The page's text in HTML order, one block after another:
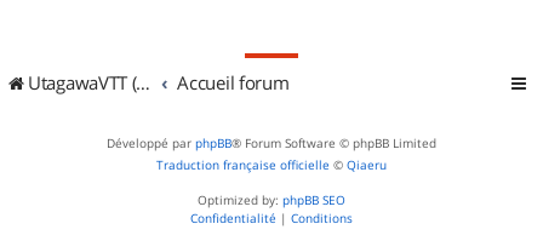
UtagawaVTT (Randos VTT et VTTAE avec traces GPS) Accueil forum
Développé par phpBB® Forum Software © phpBB Limited
Traduction française officielle © Qiaeru
Optimized by: phpBB SEO
Confidentialité | Conditions